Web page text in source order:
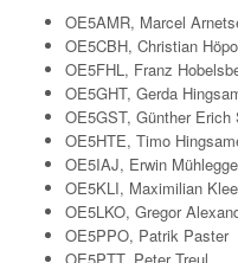
OE5AMR, Marcel
OE5CBH, Christian
OE5FHL, Franz
OE5GHT, Gerda
OE5GST, Günther Erich
OE5HTE, Timo
OE5IAJ, Erwin
OE5KLI, Maximilian Klee
OE5LKO, Gregor
OE5PPO, Patrik Paster